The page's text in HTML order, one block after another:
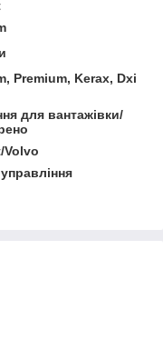
Premium, Kerax, Dxi
для вантажівки/
Volvo